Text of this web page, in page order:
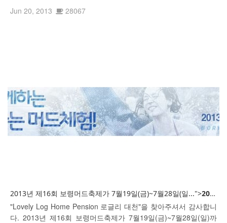
객실까지 배달 해줍니다. 살아있는 싱싱한 조개만을 취급합니다.
Jun 20, 2013 28067
2013년 제16회 보령머드축제가 7월19일(금)~7월28일(일...">2013년
"Lovely Log Home Pension 로글리 대천"을 찾아주셔서 감사합니
다. 2013년 제16회 보령머드축제가 7월19일(금)~7월28일(일)까